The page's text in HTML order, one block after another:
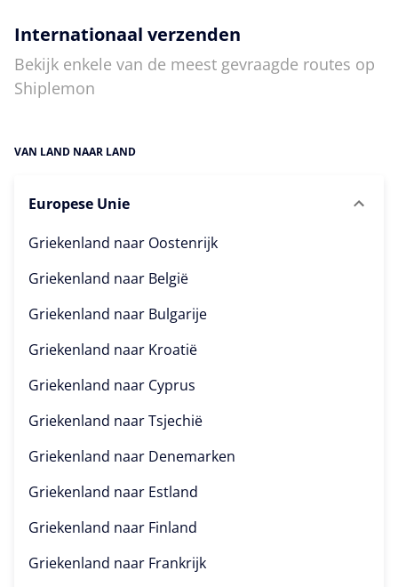
Internationaal verzenden
Bekijk enkele van de meest gevraagde routes op
Shiplemon
VAN LAND NAAR LAND
Europese Unie
Griekenland naar Oostenrijk
Griekenland naar België
Griekenland naar Bulgarije
Griekenland naar Kroatië
Griekenland naar Cyprus
Griekenland naarTsjechië
Griekenland naar Denemarken
Griekenland naar Estland
Griekenland naar Finland
Griekenland naar Frankrijk